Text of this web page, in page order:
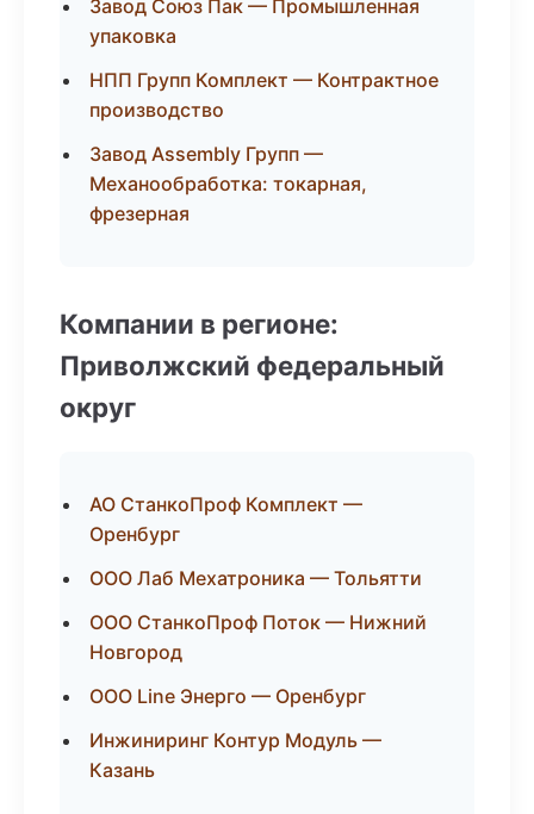
Завод Союз Пак — Промышленная
упаковка
НПП Групп Комплект — Контрактное
производство
Завод Assembly Групп —
Механообработка: токарная,
фрезерная
Компании в регионе:
Приволжский федеральный
округ
АО СтанкоПроф Комплект —
Оренбург
ООО Лаб Мехатроника — Тольятти
ООО СтанкоПроф Поток — Нижний
Новгород
ООО Line Энерго — Оренбург
Инжиниринг Контур Модуль —
Казань